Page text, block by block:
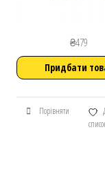
₴479
Придбати
Порівняти